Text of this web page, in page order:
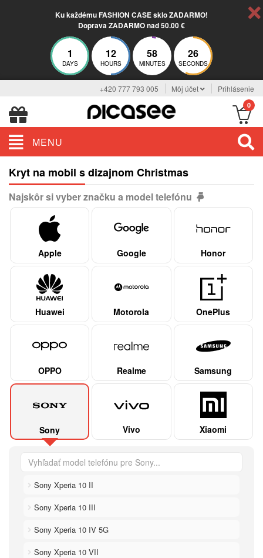
Ku každému FASHION CASE sklo ZADARMO!
Doprava ZADARMO nad 50.00 €
1
DAYS
12
HOURS
58
MINUTES
26
SECONDS
+420 777 793 005 Môj účet Prihlásenie
0
MENU
Kryt na mobil s dizajnom Christmas
Najskôr si vyber značku a model telefónu
Apple Google Honor
Huawei Motorola OnePlus
OPPO Realme Samsung
Sony Vivo Xiaomi
Sony Xperia 10 II
Sony Xperia 10 III
Sony Xperia 10 IV 5G
Sony Xperia 10 VII